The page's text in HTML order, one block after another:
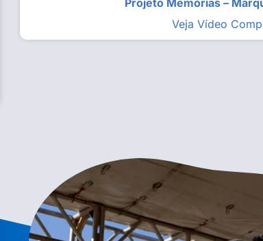
Projeto Memórias –
Veja Vídeo